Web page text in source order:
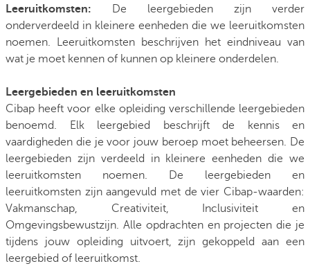
Leeruitkomsten: De leergebieden zijn verder
onderverdeeld in kleinere eenheden die we leeruitkomsten
noemen. Leeruitkomsten beschrijven het eindniveau van
wat je moet kennen of kunnen op kleinere onderdelen.
Leergebieden en leeruitkomsten
Cibap heeft voor elke opleiding verschillende leergebieden
benoemd. Elk leergebied beschrijft de kennis en
vaardigheden die je voor jouw beroep moet beheersen. De
leergebieden zijn verdeeld in kleinere eenheden die we
leeruitkomsten noemen. De leergebieden en
leeruitkomsten zijn aangevuld met de vier Cibap-waarden:
Vakmanschap, Creativiteit, Inclusiviteit en
Omgevingsbewustzijn. Alle opdrachten en projecten die je
tijdens jouw opleiding uitvoert, zijn gekoppeld aan een
leergebied of leeruitkomst.